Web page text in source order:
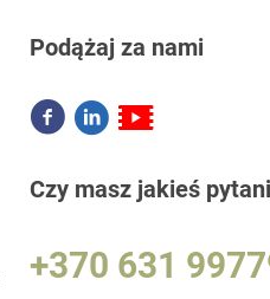
Podążaj za nami
Czy masz jakieś
+370 631